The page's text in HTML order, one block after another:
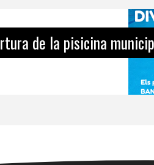
de la pisicina